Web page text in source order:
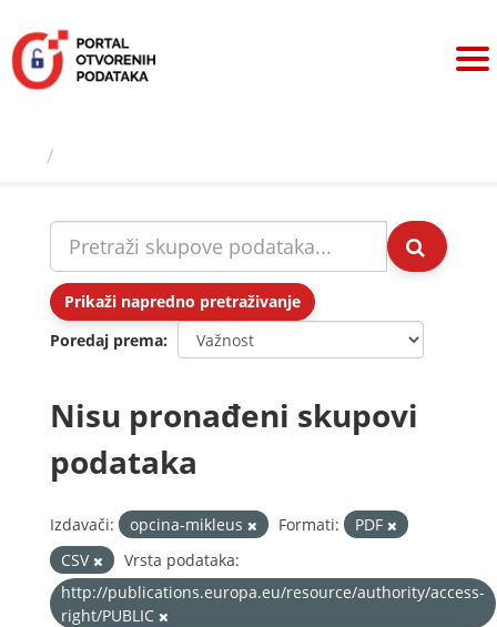
sadržaj
Prikaži napredno pretraživanje
Poredaj prema
Nisu pronađeni skupovi
podataka
Izdavači: opcina-mikleus Formati:
PDF
CSV
Vrsta podataka:
http://publications.europa.eu/resource/authority/access-
right/PUBLIC